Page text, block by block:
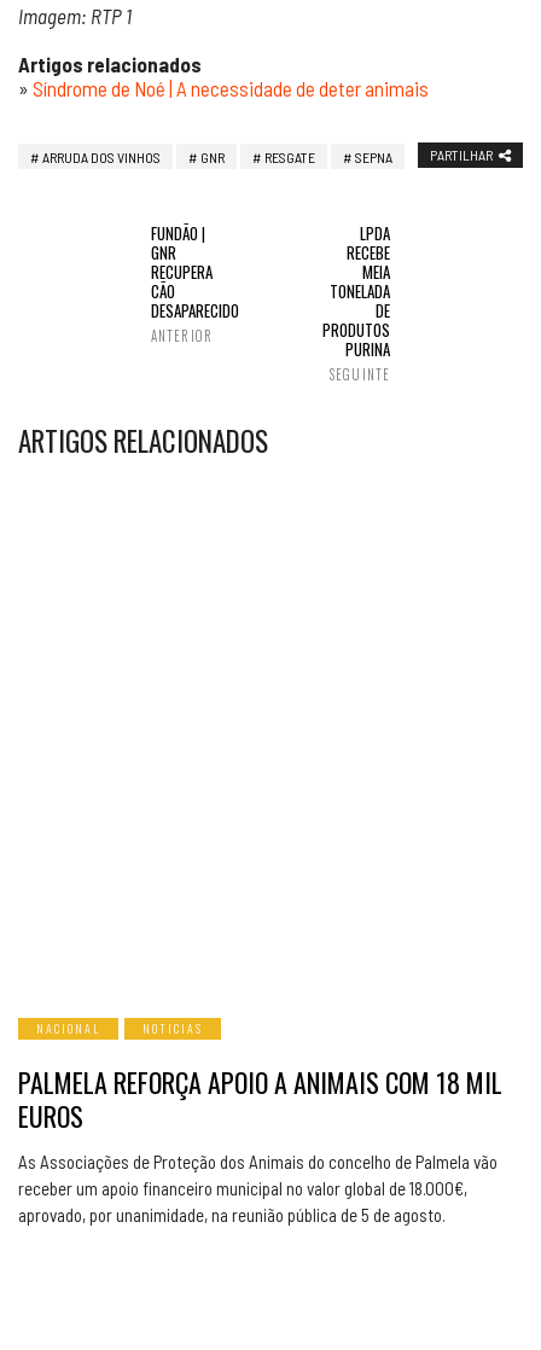
Imagem: RTP 1
Artigos relacionados
» Síndrome de Noé | A necessidade de deter animais
ARRUDA DOS VINHOS GNR RESGATE SEPNA PARTILHAR
FUNDÃO |
GNR
RECUPERA
CÃO
DESAPARECIDO
ANTERIOR
LPDA
RECEBE
MEIA
TONELADA
DE
PRODUTOS
PURINA
SEGUINTE
ARTIGOS RELACIONADOS
NACIONAL NOTICIAS
PALMELA REFORÇA APOIO A ANIMAIS COM 18 MIL
EUROS
As Associações de Proteção dos Animais do concelho de Palmela vão
receber um apoio financeiro municipal no valor global de 18.000€,
aprovado, por unanimidade, na reunião pública de 5 de agosto.